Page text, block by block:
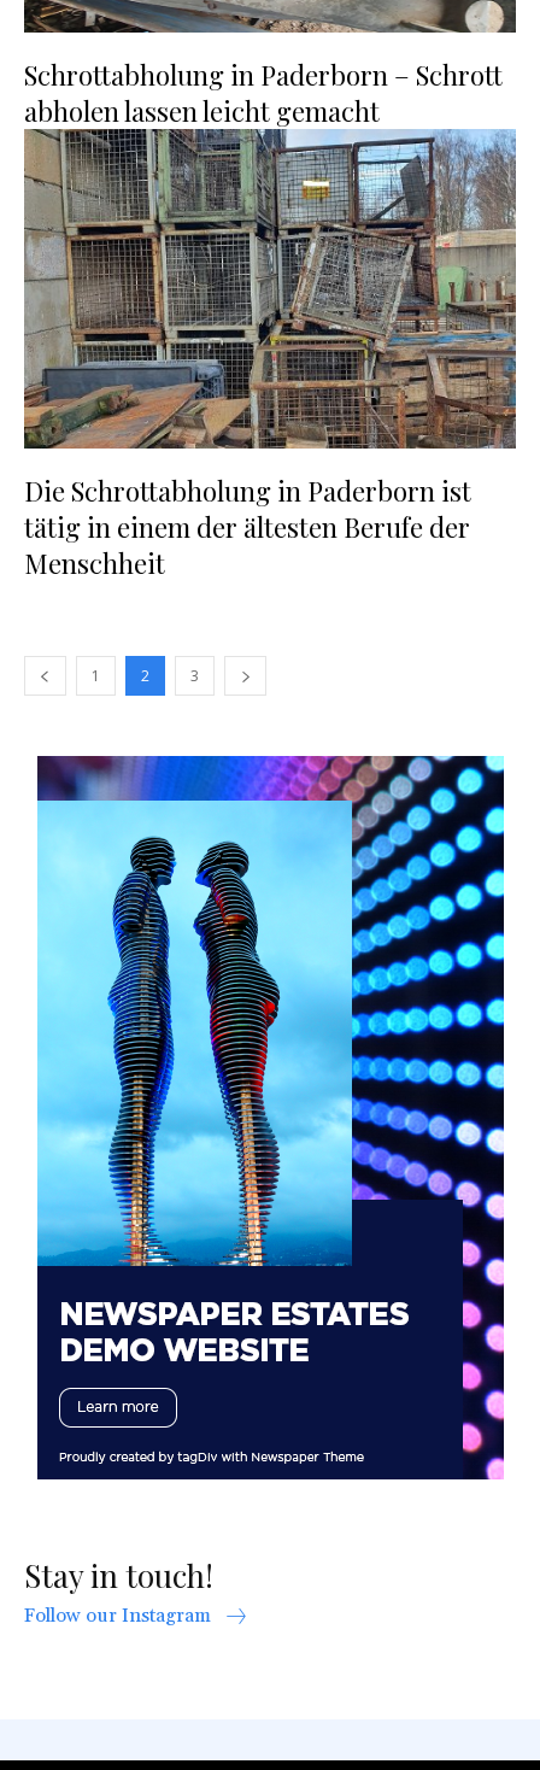
Schrottabholung in Paderborn – Schrott
abholen lassen leicht gemacht
Die Schrottabholung in Paderborn ist
tätig in einem der ältesten Berufe der
Menschheit
1 2 3
Stay in touch!
Follow our Instagram